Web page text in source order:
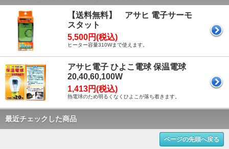
【送料無料】 アサヒ 電子サーモ
スタット
5,500円(税込)
ヒーター容量310Wまで使えます。
アサヒ電子 ひよこ電球 保温電球
20,40,60,100W
1,413円(税込)
熱電球のため明るくなくひよこが落ち着きます。
最近チェックした商品
ページの先頭へ戻る